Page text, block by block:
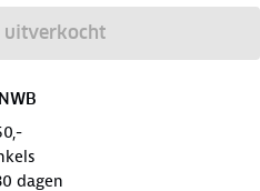
uitverkocht
dagen